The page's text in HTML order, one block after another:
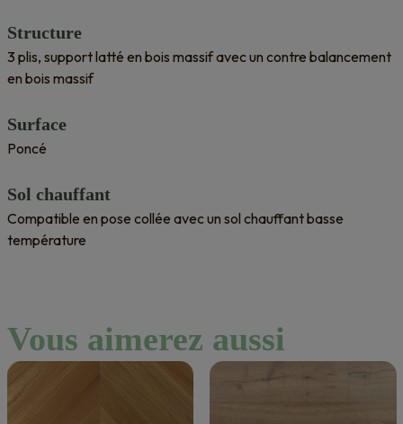
Structure
3 plis, support latté en bois massif avec un contre balancement
en bois massif
Surface
Poncé
Sol chauffant
Compatible en pose collée avec un sol chauffant basse
température
Vous aimerez aussi